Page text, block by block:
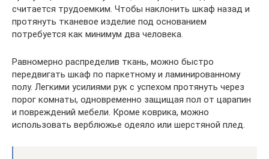
считается трудоемким. Чтобы наклонить шкаф назад и
протянуть тканевое изделие под основанием
потребуется как минимум два человека.
Равномерно распределив ткань, можно быстро
передвигать шкаф по паркетному и ламинированному
полу. Легкими усилиями рук с успехом протянуть через
порог комнаты, одновременно защищая пол от царапин
и повреждений мебели. Кроме коврика, можно
использовать верблюжье одеяло или шерстяной плед.